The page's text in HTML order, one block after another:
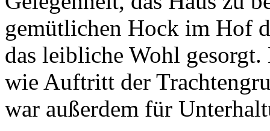
gemütlichen Hock im Hof
das leibliche Wohl
wie Auftritt der
war außerdem für